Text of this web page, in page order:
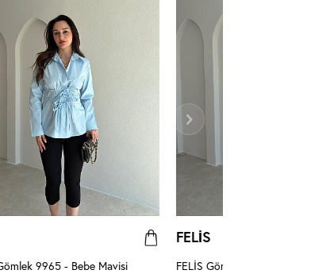
9965 - Bebe Mavisi
FELİS
FELİS Gömlek 9965 - Beyaz